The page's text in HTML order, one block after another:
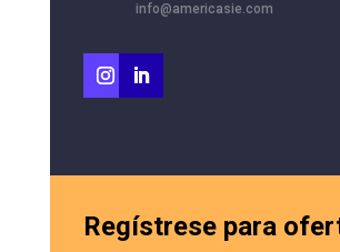
info@americasie.com
Regístrese para